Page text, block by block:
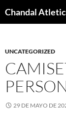
UNCATEGORIZED
29 DE MAYO DE